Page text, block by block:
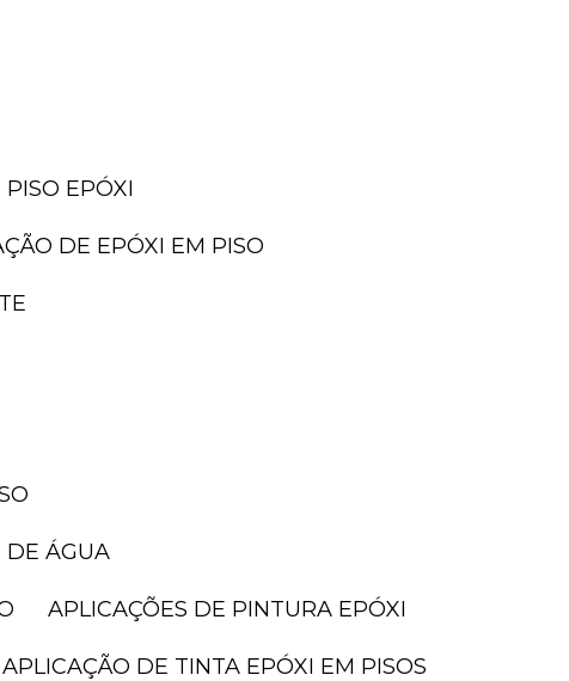
PISO EPÓXI
DE EPÓXI EM PISO
DE ÁGUA
APLICAÇÕES DE PINTURA EPÓXI
APLICAÇÃO DE TINTA EPÓXI EM PISOS